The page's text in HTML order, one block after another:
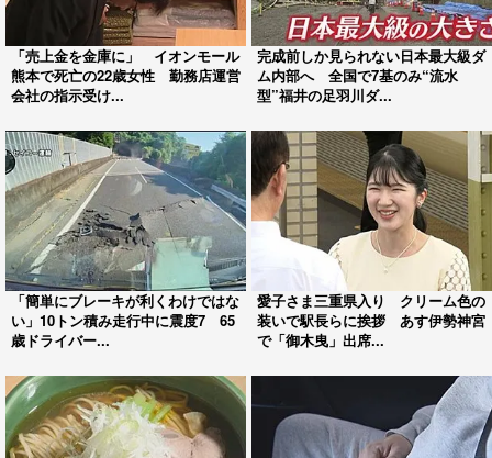
「売上金を金庫に」 イオンモール
熊本で死亡の22歳女性 勤務店運営
会社の指示受け...
完成前しか見られない日本最大級ダ
ム内部へ 全国で7基のみ“流水
型”福井の足羽川ダ...
「簡単にブレーキが利くわけではな
い」10トン積み走行中に震度7 65
歳ドライバー...
愛子さま三重県入り クリーム色の
装いで駅長らに挨拶 あす伊勢神宮
で「御木曳」出席...